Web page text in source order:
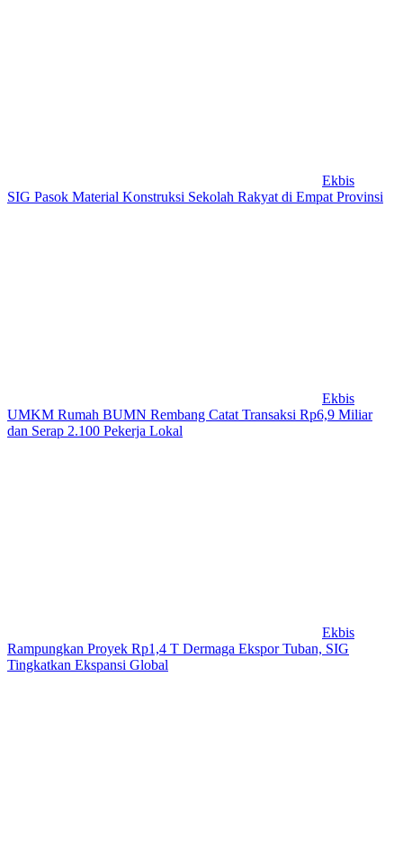
Ekbis
SIG Pasok Material Konstruksi Sekolah Rakyat di Empat Provinsi
Ekbis
UMKM Rumah BUMN Rembang Catat Transaksi Rp6,9 Miliar
dan Serap 2.100 Pekerja Lokal
Ekbis
Rampungkan Proyek Rp1,4 T Dermaga Ekspor Tuban, SIG
Tingkatkan Ekspansi Global